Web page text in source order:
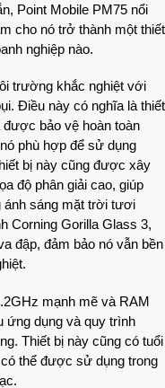
Point Mobile PM75 nổi
cho nó trở thành một thiết
nghiệp nào.
trường khắc nghiệt với
Điều này có nghĩa là thiết
bảo vệ hoàn toàn
phù hợp để sử dụng
bị này cũng được xây
độ phân giải cao, giúp
ánh sáng mặt trời tươi
Corning Gorilla Glass 3,
đập, đảm bảo nó vẫn bền
mạnh mẽ và RAM
ứng dụng và quy trình
Thiết bị này cũng có tuổi
thể được sử dụng trong